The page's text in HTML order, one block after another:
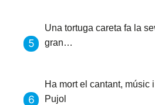
Una tortuga careta fa la
gran…
Ha mort el cantant, músic
Pujol